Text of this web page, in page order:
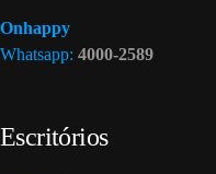
Onhappy
Whatsapp: 4000-2589
Escritórios